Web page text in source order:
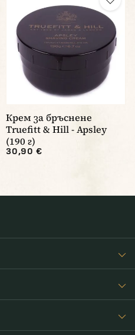
Крем за бръснене
Truefitt & Hill - Apsley
(190 г)
30,90 €